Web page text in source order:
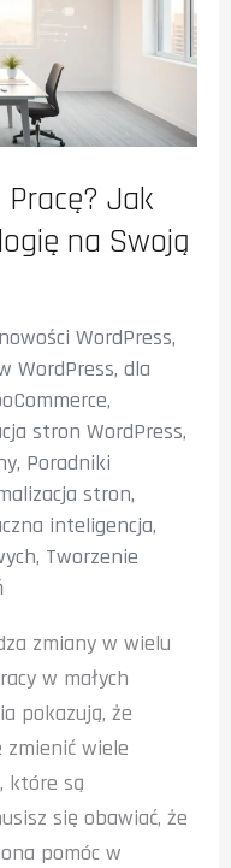
Jak
na Swoją
WordPress,
WordPress,dla
,
stron WordPress,
, Poradniki
stron,
inteligencja,
, Tworzenie
zmiany w wielu
w małych
pokazują, że
zmienić wiele
które są
się obawiać, że
pomóc w